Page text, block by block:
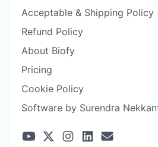
Acceptable & Shipping Policy
Refund Policy
About Biofy
Pricing
Cookie Policy
Software by Surendra